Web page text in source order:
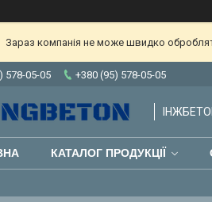
Зараз компанія не може швидко
578-05-05 +380 (95) 578-05-05
КАТАЛОГ ПРОДУКЦІЇ